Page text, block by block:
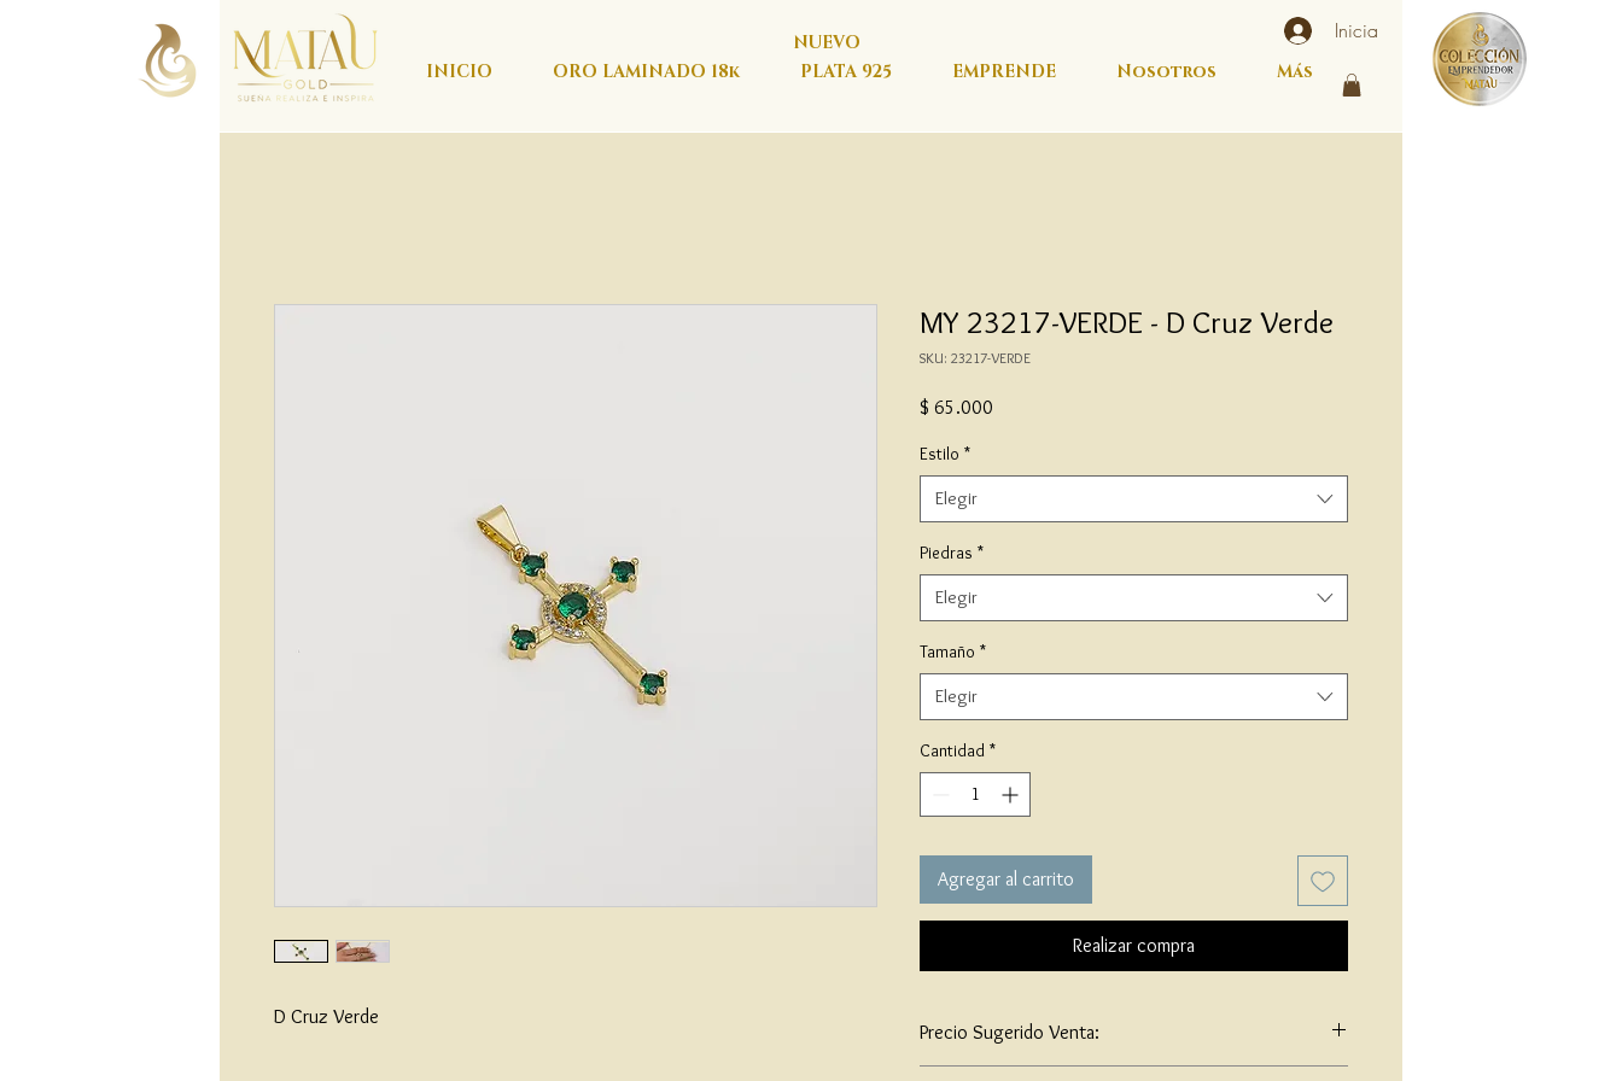
INICIO ORO LAMINADO 18k PLATA 925 EMPRENDE Nosotros Más
Inicia
NUEVO
D Cruz Verde
MY 23217-VERDE - D Cruz Verde
SKU: 23217-VERDE
$ 65.000
Estilo *
Elegir
Piedras *
Elegir
Tamaño *
Elegir
Cantidad *
Agregar al carrito
Realizar compra
Precio Sugerido Venta: